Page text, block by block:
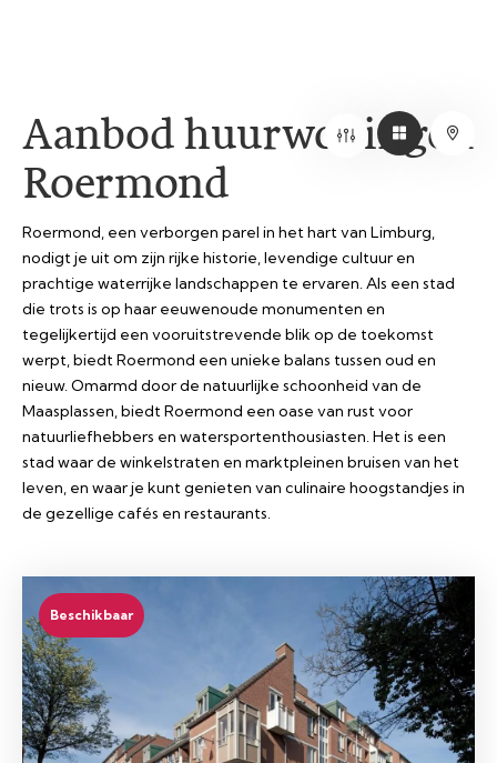
Aanbod huurwoningen
Roermond
Roermond, een verborgen parel in het hart van Limburg,
nodigt je uit om zijn rijke historie, levendige cultuur en
prachtige waterrijke landschappen te ervaren. Als een stad
die trots is op haar eeuwenoude monumenten en
tegelijkertijd een vooruitstrevende blik op de toekomst
werpt, biedt Roermond een unieke balans tussen oud en
nieuw. Omarmd door de natuurlijke schoonheid van de
Maasplassen, biedt Roermond een oase van rust voor
natuurliefhebbers en watersportenthousiasten. Het is een
stad waar de winkelstraten en marktpleinen bruisen van het
leven, en waar je kunt genieten van culinaire hoogstandjes in
de gezellige cafés en restaurants.
Beschikbaar